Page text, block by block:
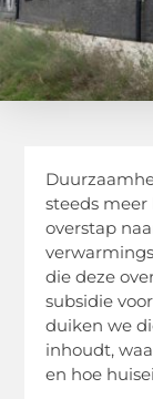
steeds
overstap
die deze
subsidie
duiken we
inhoudt,
en hoe